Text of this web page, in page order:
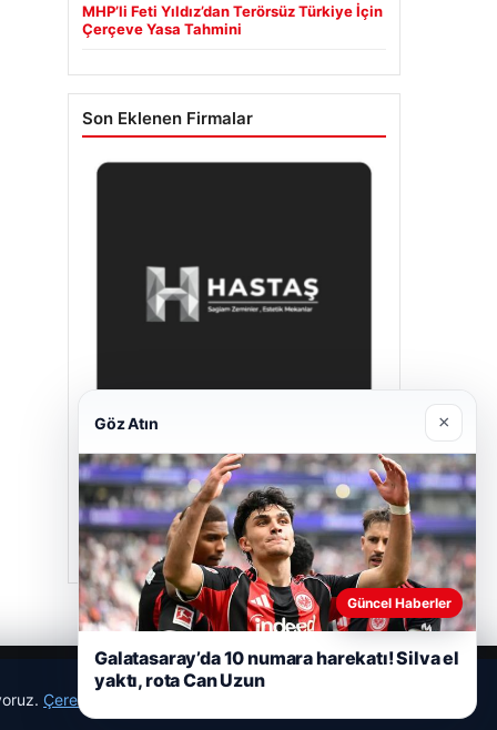
MHP’li Feti Yıldız’dan Terörsüz Türkiye İçin
Çerçeve Yasa Tahmini
Son Eklenen Firmalar
Hastaş Beton
26/05/2026
Çerez Politikamız
Göz Atın ×
Güncel Haberler
Galatasaray’da 10 numara harekatı! Silva el
yaktı, rota Can Uzun